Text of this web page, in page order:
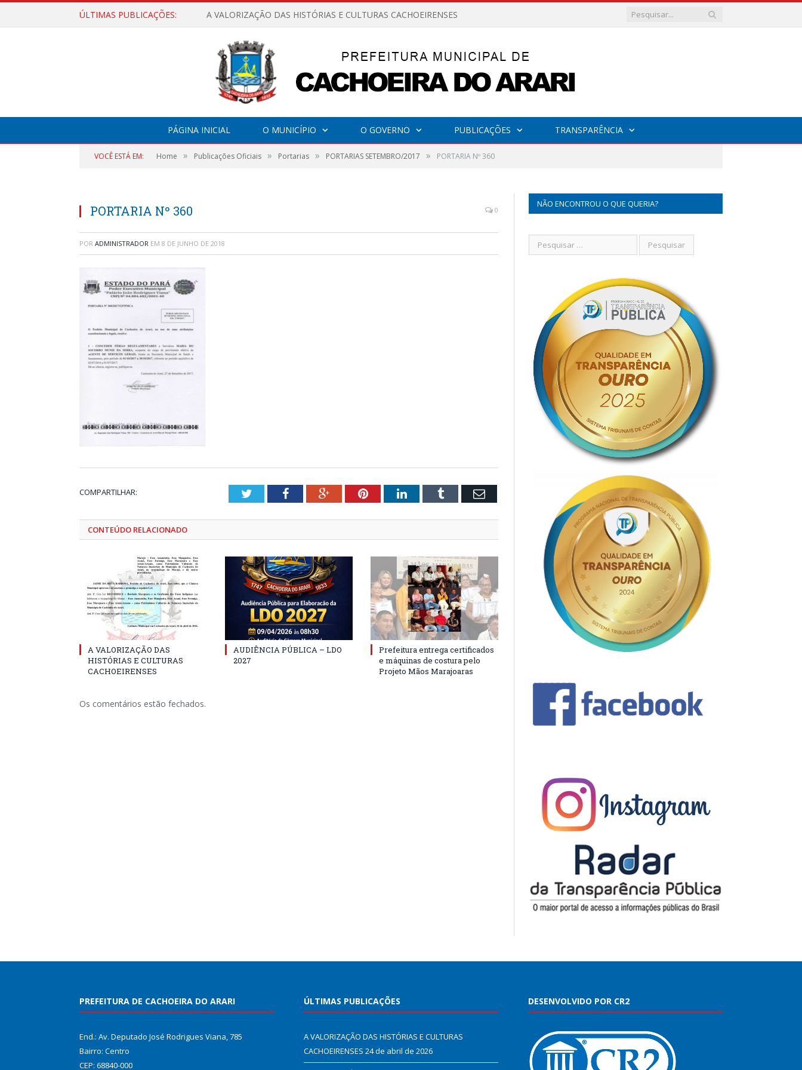
ÚLTIMAS PUBLICAÇÕES: A VALORIZAÇÃO DAS HISTÓRIAS E CULTURAS CACHOEIRENSES
PÁGINA INICIAL O MUNICÍPIO O GOVERNO PUBLICAÇÕES TRANSPARÊNCIA
VOCÊ ESTÁ EM: Home » Publicações Oficiais » Portarias » PORTARIAS SETEMBRO/2017 » PORTARIA Nº 360
PORTARIA Nº 360 0
POR ADMINISTRADOR EM 8 DE JUNHO DE 2018
COMPARTILHAR: TwitterFacebookGoogle+PinterestLinkedInTumblr Email
CONTEÚDO RELACIONADO
A VALORIZAÇÃO DAS
HISTÓRIAS E CULTURAS
CACHOEIRENSES
AUDIÊNCIA PÚBLICA – LDO
2027
Prefeitura entrega certificados
e máquinas de costura pelo
Projeto Mãos Marajoaras
Os comentários estão fechados.
NÃO ENCONTROU O QUE QUERIA?
PREFEITURA DE CACHOEIRA DO ARARI
End.: Av. Deputado José Rodrigues Viana, 785
Bairro: Centro
CEP: 68840-000
ÚLTIMAS PUBLICAÇÕES
A VALORIZAÇÃO DAS HISTÓRIAS E CULTURAS
CACHOEIRENSES 24 de abril de 2026
DESENVOLVIDO POR CR2